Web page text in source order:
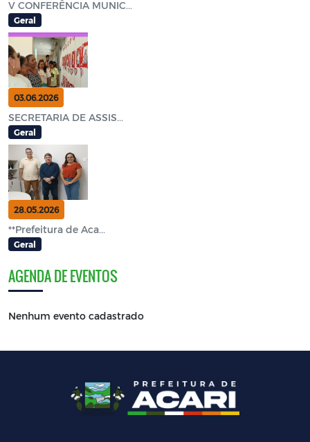
V CONFERÊNCIA MUNIC...
Geral
03.06.2026
SECRETARIA DE ASSIS...
Geral
28.05.2026
**Prefeitura de Aca...
Geral
AGENDA DE EVENTOS
Nenhum evento cadastrado